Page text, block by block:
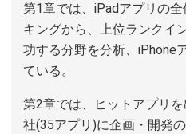
第1章では、iPadアプリの
キングから、上位ランクイ
功する分野を分析、iPhone
ている。
第2章では、ヒットアプリ
社(35アプリ)に企画・開発